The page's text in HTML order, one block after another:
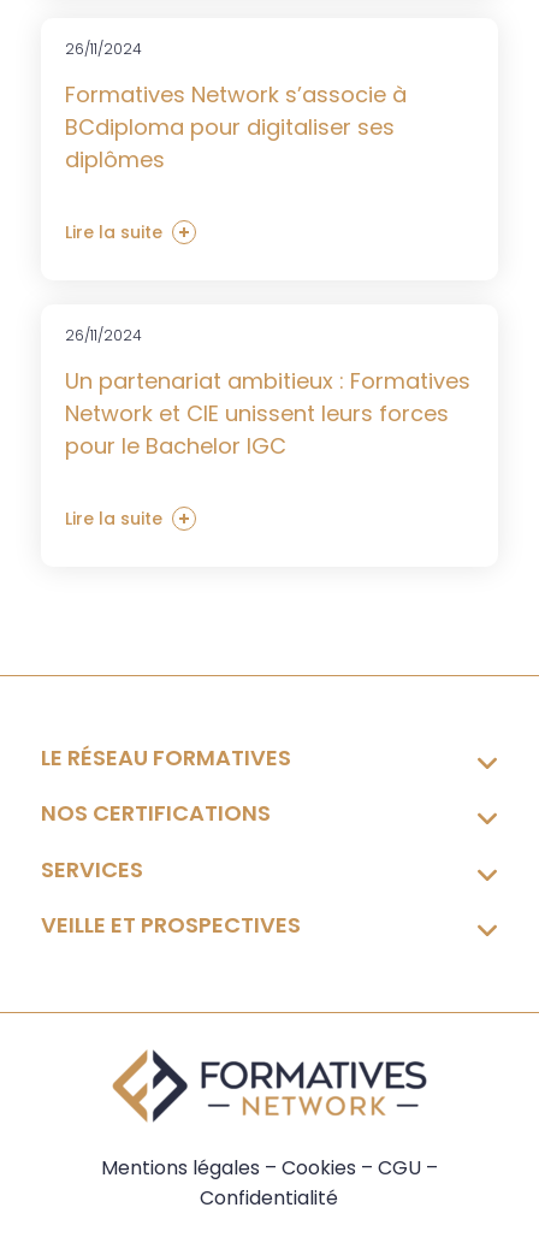
Formatives Network s’associe à
BCdiploma pour digitaliser ses
diplômes
26/11/2024
Lire la suite
Un partenariat ambitieux : Formatives
Network et CIE unissent leurs forces
pour le Bachelor IGC
26/11/2024
Lire la suite
LE RÉSEAU FORMATIVES
NOS CERTIFICATIONS
SERVICES
VEILLE ET PROSPECTIVES
Mentions légales – Cookies – CGU–
Confidentialité